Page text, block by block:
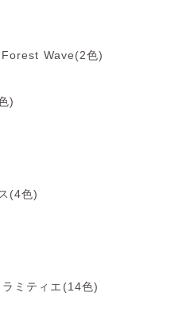
Forest Wave(2色)
)
(4色)
ミティエ(14色)